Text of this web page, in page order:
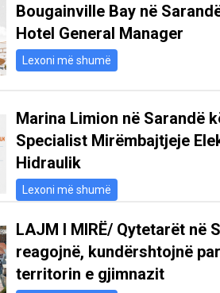
Bougainville Bay në
Hotel General Manager
Lexoni më shumë
Marina Limion në Sarandë
Specialist Mirëmbajtjeje
Hidraulik
Lexoni më shumë
LAJM I MIRË/ Qytetarët në
reagojnë, kundërshtojnë
territorin e gjimnazit